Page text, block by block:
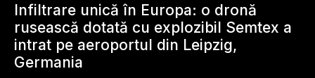
Infiltrare unică în Europa: o dronă
rusească dotată cu explozibil Semtex a
intrat pe aeroportul din Leipzig,
Germania